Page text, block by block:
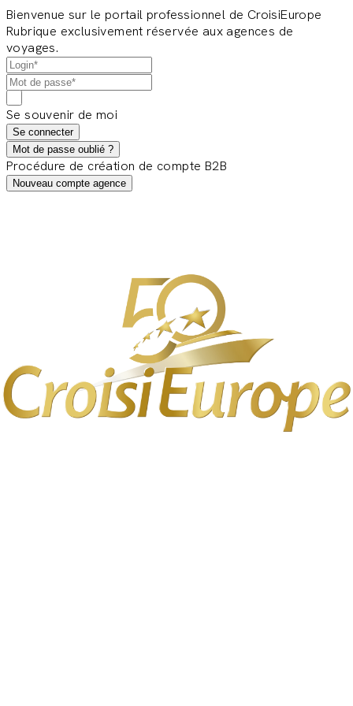
Bienvenue sur le portail professionnel de CroisiEurope
Rubrique exclusivement réservée aux agences de
voyages.
Se souvenir de moi
Se connecter
Mot de passe oublié ?
Procédure de création de compte B2B
Nouveau compte agence